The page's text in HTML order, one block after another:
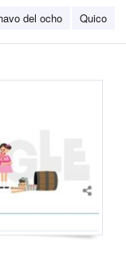
del ocho Quico